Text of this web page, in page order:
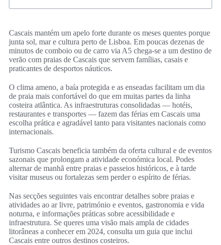
Cascais mantém um apelo forte durante os meses quentes porque
junta sol, mar e cultura perto de Lisboa. Em poucas dezenas de
minutos de comboio ou de carro via A5 chega-se a um destino de
verão com praias de Cascais que servem famílias, casais e
praticantes de desportos náuticos.
O clima ameno, a baía protegida e as enseadas facilitam um dia
de praia mais confortável do que em muitas partes da linha
costeira atlântica. As infraestruturas consolidadas — hotéis,
restaurantes e transportes — fazem das férias em Cascais uma
escolha prática e agradável tanto para visitantes nacionais como
internacionais.
Turismo Cascais beneficia também da oferta cultural e de eventos
sazonais que prolongam a atividade económica local. Podes
alternar de manhã entre praias e passeios históricos, e à tarde
visitar museus ou fortalezas sem perder o espírito de férias.
Nas secções seguintes vais encontrar detalhes sobre praias e
atividades ao ar livre, património e eventos, gastronomia e vida
noturna, e informações práticas sobre acessibilidade e
infraestrutura. Se queres uma visão mais ampla de cidades
litorâneas a conhecer em 2024, consulta um guia que inclui
Cascais entre outros destinos costeiros.